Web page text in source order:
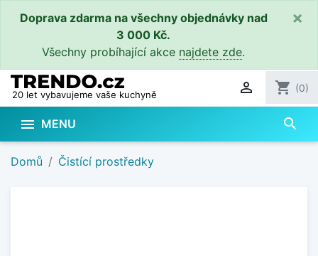
Doprava zdarma na všechny objednávky nad
3 000 Kč.
Všechny probíhající akce najdete zde.
×
20 let vybavujeme vaše kuchyně  shopping_cart (0)
 MENU search
Domů Čistící prostředky